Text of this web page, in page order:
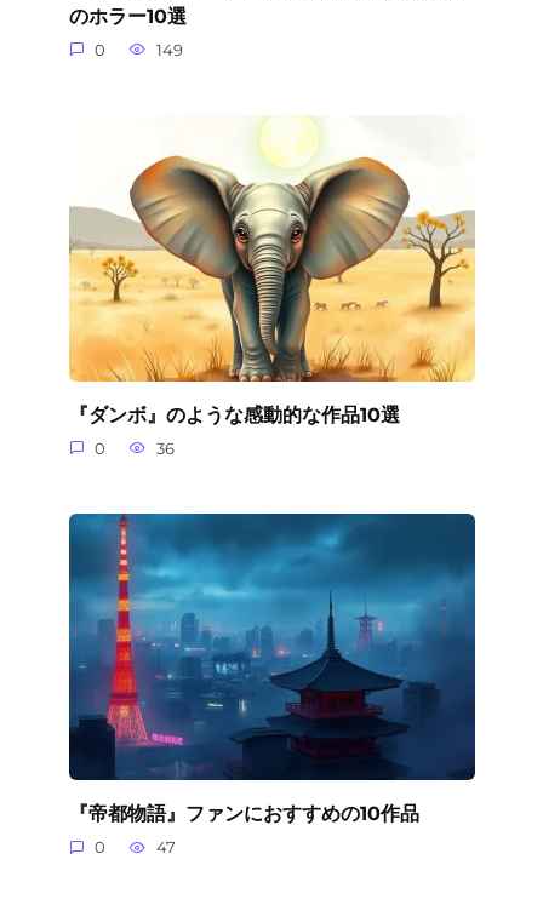
のホラー10選
0 149
『ダンボ』のような感動的な作品10選
0 36
『帝都物語』ファンにおすすめの10作品
0 47